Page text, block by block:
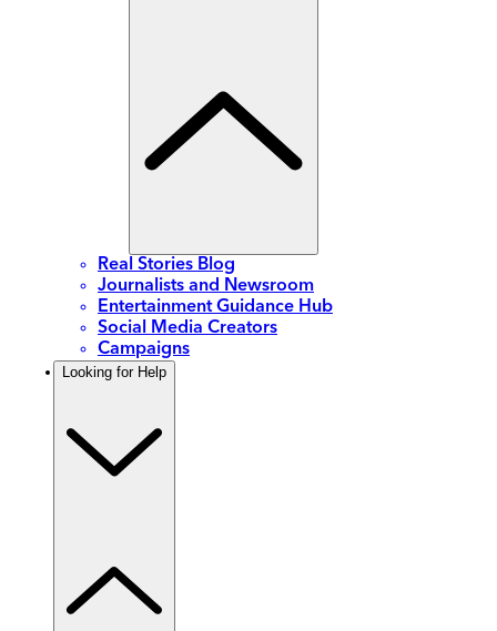
Real Stories Blog
Journalists and Newsroom
Entertainment Guidance Hub
Social Media Creators
Campaigns
Looking for Help